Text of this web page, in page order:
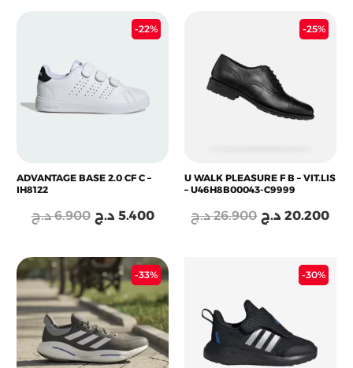
-22%
ADVANTAGE BASE 2.0 CF C –
IH8122
6.900 د.ج 5.400 د.ج
Le
prix
5.400 د.ج.
-25%
U WALK PLEASURE F B – VIT.LIS
– U46H8B00043-C9999
26.900 د.ج
était :
20.200 د.ج
-33%
Le
prix
initial
était :
18.900 د.ج.
Le
prix
actuel
est :
12.600 د.ج.
-30%
était :
Le
prix